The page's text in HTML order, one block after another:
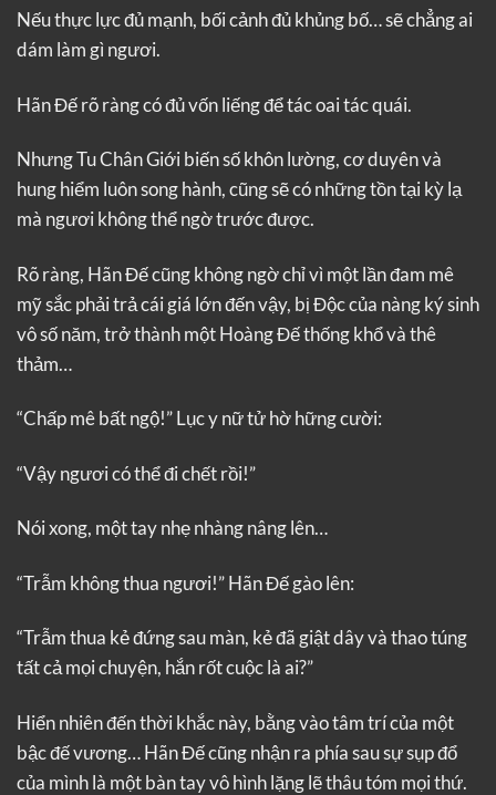
Nếu thực lực đủ mạnh, bối cảnh đủ khủng bố… sẽ chẳng ai
dám làm gì ngươi.
Hãn Đế rõ ràng có đủ vốn liếng để tác oai tác quái.
Nhưng Tu Chân Giới biến số khôn lường, cơ duyên và
hung hiểm luôn song hành, cũng sẽ có những tồn tại kỳ lạ
mà ngươi không thể ngờ trước được.
Rõ ràng, Hãn Đế cũng không ngờ chỉ vì một lần đam mê
mỹ sắc phải trả cái giá lớn đến vậy, bị Độc của nàng ký sinh
vô số năm, trở thành một Hoàng Đế thống khổ và thê
thảm…
“Chấp mê bất ngộ!” Lục y nữ tử hờ hững cười:
“Vậy ngươi có thể đi chết rồi!”
Nói xong, một tay nhẹ nhàng nâng lên…
“Trẫm không thua ngươi!” Hãn Đế gào lên:
“Trẫm thua kẻ đứng sau màn, kẻ đã giật dây và thao túng
tất cả mọi chuyện, hắn rốt cuộc là ai?”
Hiển nhiên đến thời khắc này, bằng vào tâm trí của một
bậc đế vương… Hãn Đế cũng nhận ra phía sau sự sụp đổ
của mình là một bàn tay vô hình lặng lẽ thâu tóm mọi thứ.